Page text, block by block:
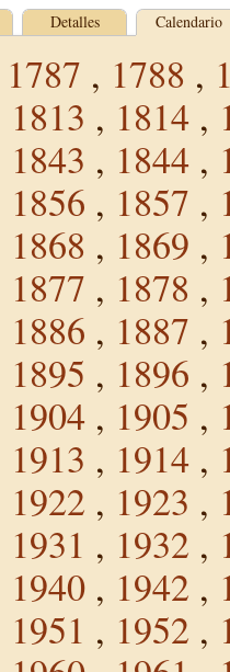
Detalles Calendario
1787 , 1788 ,
1813 , 1814 ,
1843 , 1844 ,
1856 , 1857 ,
1868 , 1869 ,
1877 , 1878 ,
1886 , 1887 ,
1895 , 1896 ,
1904 , 1905 ,
1913 , 1914 ,
1922 , 1923 ,
1931 , 1932 ,
1940 , 1942 ,
1951 , 1952 ,